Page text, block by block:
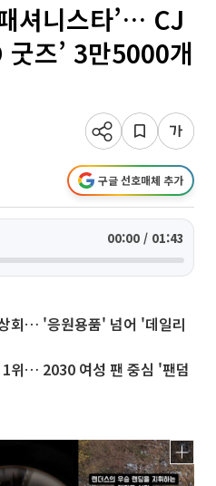
셔니스타’… CJ
즈’ 3만5000개
구글 선호매체 추가
00:00 / 01:43
회… '응원용품' 넘어 '데일리
위… 2030 여성 팬 중심 '팬덤